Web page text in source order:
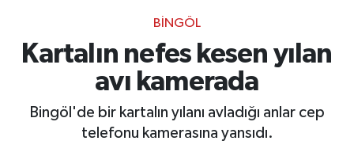
BİNGÖL
Kartalın nefes kesen yılan
avı kamerada
Bingöl'de bir kartalın yılanı avladığı anlar cep
telefonu kamerasına yansıdı.
BİLİM VE TEKNOLOJİ
DÜNYA
EKONOMİ
Süper Lig Puan Durumu ve Fikstür
Tüm Manşetler
Haber Arşivi